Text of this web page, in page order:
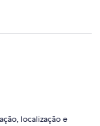
localização e